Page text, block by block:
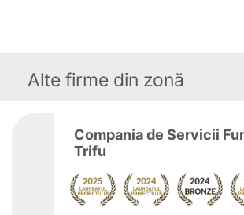
Alte firme din zonă
Compania de Servicii
Trifu